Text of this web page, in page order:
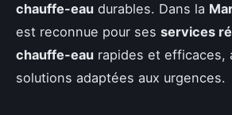
chauffe-eau durables. Dans la
est reconnue pour ses services
chauffe-eau rapides et efficaces,
solutions adaptées aux urgences.